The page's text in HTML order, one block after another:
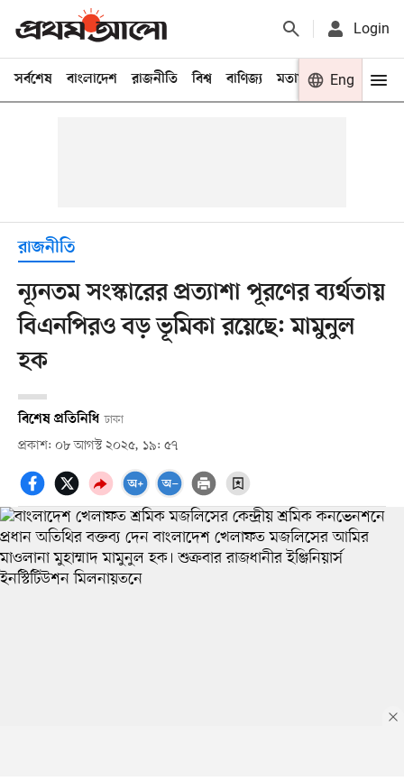
Login
সর্বশেষ বাংলাদেশ রাজনীতি বিশ্ব বাণিজ্য মতামত খেলা
Eng
রাজনীতি
ন্যূনতম সংস্কারের প্রত্যাশা পূরণের ব্যর্থতায়
বিএনপিরও বড় ভূমিকা রয়েছে: মামুনুল
হক
বিশেষ প্রতিনিধি ঢাকা
প্রকাশ: ০৮ আগস্ট ২০২৫, ১৯: ৫৭